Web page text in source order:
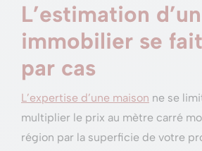
L’estimation
immobilier se
par cas
L’expertise d’une maison ne se
multiplier le prix au mètre carré
région par la superficie de votre